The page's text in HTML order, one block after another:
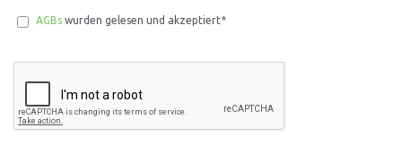
AGBs wurden gelesen und akzeptiert*